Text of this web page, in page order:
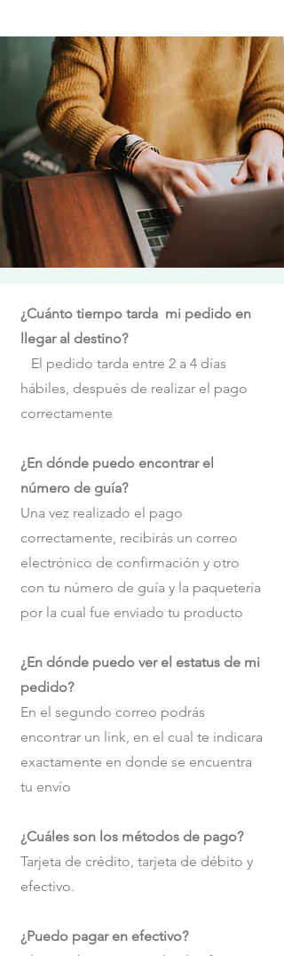
¿Cuánto tiempo tarda mi pedido en
llegar al destino?
El pedido tarda entre 2 a 4 días
hábiles, después de realizar el pago
correctamente
¿En dónde puedo encontrar el
número de guía?
Una vez realizado el pago
correctamente, recibirás un correo
electrónico de confirmación y otro
con tu número de guía y la paquetería
por la cual fue enviado tu producto
¿En dónde puedo ver el estatus de mi
pedido?
En el segundo correo podrás
encontrar un link, en el cual te indicara
exactamente en donde se encuentra
tu envío
¿Cuáles son los métodos de pago?
Tarjeta de crédito, tarjeta de débito y
efectivo.
¿Puedo pagar en efectivo?